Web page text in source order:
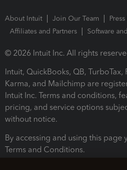
About Intuit Join Our Team
Affiliates and Partners
Software
© 2026 Intuit Inc. All rights
Intuit, QuickBooks, QB,
Karma, and Mailchimp are
Intuit Inc. Terms and conditions,
pricing, and service options
without notice.
By accessing and using this page
Terms and Conditions.